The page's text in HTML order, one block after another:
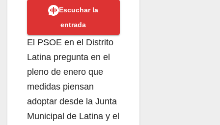
Escuchar la
entrada
El PSOE en el Distrito
Latina pregunta en el
pleno de enero que
medidas piensan
adoptar desde la Junta
Municipal de Latina y el